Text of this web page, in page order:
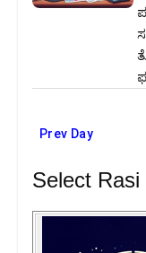
Prev Day
Select Rasi